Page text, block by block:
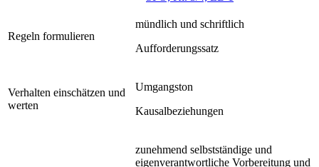
Regeln formulieren
mündlich und schriftlich
Aufforderungssatz
Verhalten einschätzen und
werten
Umgangston
Kausalbeziehungen
zunehmend selbstständige und
eigenverantwortliche Vorbereitung und